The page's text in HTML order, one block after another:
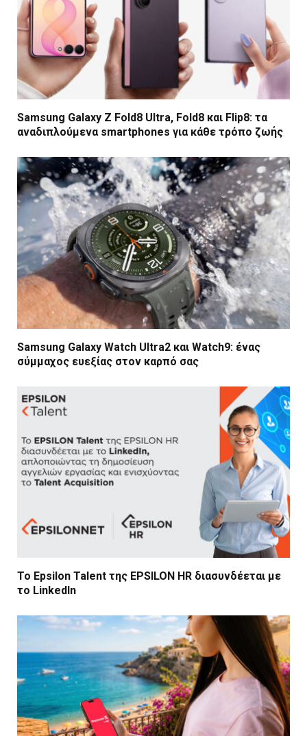
Samsung Galaxy Z Fold8 Ultra, Fold8 και Flip8: τα
αναδιπλούμενα smartphones για κάθε τρόπο ζωής
Samsung Galaxy Watch Ultra2 και Watch9: ένας
σύμμαχος ευεξίας στον καρπό σας
Το Epsilon Talent της EPSILON HR διασυνδέεται με
το LinkedIn